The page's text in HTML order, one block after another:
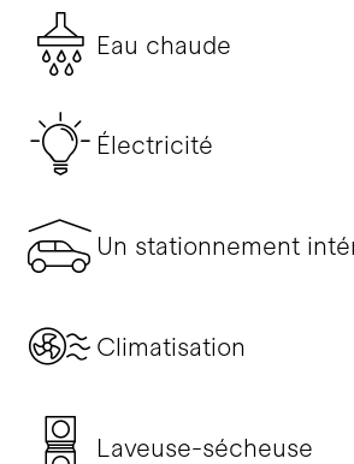
Eau chaude
Électricité
Un stationnement
Climatisation
Laveuse-sécheuse